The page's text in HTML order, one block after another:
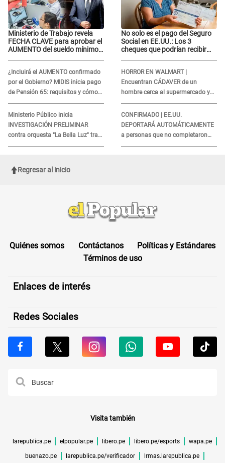
Ministerio de Trabajo revela
FECHA CLAVE para aprobar el
AUMENTO del sueldo mínimo:
¿Incluirá el AUMENTO confirmado
por el Gobierno? MIDIS inicia pago
de Pensión 65: requisitos y cómo
obtener el beneficio economico
Ministerio Público inicia
INVESTIGACIÓN PRELIMINAR
contra orquesta "La Bella Luz" tras
DENUNCIA de Naldy Saldaña
No solo es el pago del Seguro
Social en EE.UU.: Los 3
cheques que podrían recibir
HORROR EN WALMART |
Encuentran CÁDAVER de un
hombre cerca al supermercado y
esto reveló la autopsia que le
realizaron
CONFIRMADO | EE.UU.
DEPORTARÁ AUTOMÁTICAMENTE
a personas que no completaron
este formulario clave
Regresar al inicio
Quiénes somos Contáctanos
Políticas y Estándares
Términos de uso
Enlaces de interés
Redes Sociales
Visita también
larepublica.pe elpopular.pe libero.pe libero.pe/esports wapa.pe
buenazo.pe larepublica.pe/verificador lrmas.larepublica.pe